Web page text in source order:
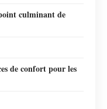
culminant de
de confort pour les